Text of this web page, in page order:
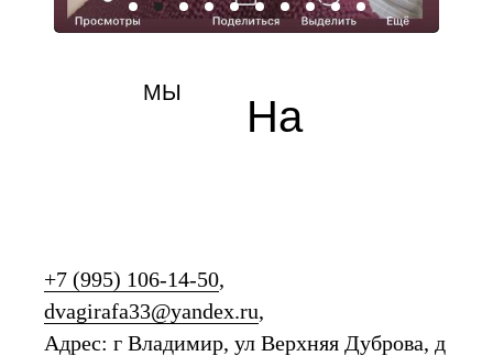
МЫ
На
+7 (995) 106-14-50,
dvagirafa33@yandex.ru,
Адрес: г Владимир, ул Верхняя Дуброва, д